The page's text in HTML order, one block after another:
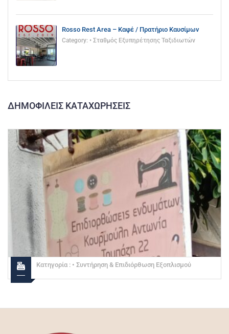
Rosso Rest Area – Καφέ / Πρατήριο Καυσίμων
Category: • Σταθμός Εξυπηρέτησης Ταξιδιωτών
ΔΗΜΟΦΙΛΕΊΣ ΚΑΤΑΧΩΡΉΣΕΙΣ
Κατηγορία : • Συντήρηση & Επιδιόρθωση Εξοπλισμού